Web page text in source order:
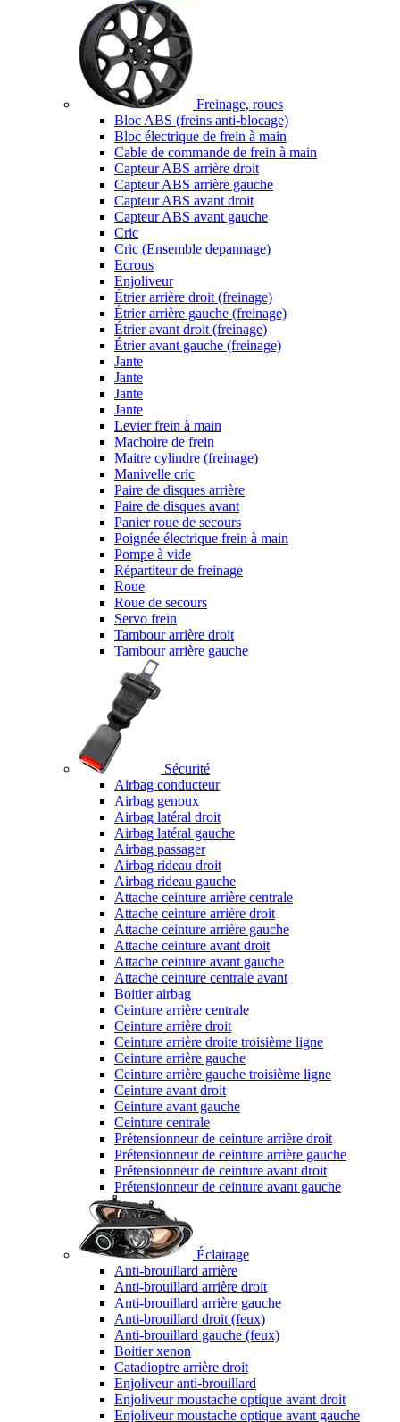
Freinage, roues
Bloc ABS (freins anti-blocage)
Bloc électrique de frein à main
Cable de commande de frein à main
Capteur ABS arrière droit
Capteur ABS arrière gauche
Capteur ABS avant droit
Capteur ABS avant gauche
Cric
Cric (Ensemble depannage)
Ecrous
Enjoliveur
Étrier arrière droit (freinage)
Étrier arrière gauche (freinage)
Étrier avant droit (freinage)
Étrier avant gauche (freinage)
Jante
Jante
Jante
Jante
Levier frein à main
Machoire de frein
Maitre cylindre (freinage)
Manivelle cric
Paire de disques arrière
Paire de disques avant
Panier roue de secours
Poignée électrique frein à main
Pompe à vide
Répartiteur de freinage
Roue
Roue de secours
Servo frein
Tambour arrière droit
Tambour arrière gauche
Sécurité
Airbag conducteur
Airbag genoux
Airbag latéral droit
Airbag latéral gauche
Airbag passager
Airbag rideau droit
Airbag rideau gauche
Attache ceinture arrière centrale
Attache ceinture arrière droit
Attache ceinture arrière gauche
Attache ceinture avant droit
Attache ceinture avant gauche
Attache ceinture centrale avant
Boitier airbag
Ceinture arrière centrale
Ceinture arrière droit
Ceinture arrière droite troisième ligne
Ceinture arrière gauche
Ceinture arrière gauche troisième ligne
Ceinture avant droit
Ceinture avant gauche
Ceinture centrale
Prétensionneur de ceinture arrière droit
Prétensionneur de ceinture arrière gauche
Prétensionneur de ceinture avant droit
Prétensionneur de ceinture avant gauche
Éclairage
Anti-brouillard arrière
Anti-brouillard arrière droit
Anti-brouillard arrière gauche
Anti-brouillard droit (feux)
Anti-brouillard gauche (feux)
Boitier xenon
Catadioptre arrière droit
Enjoliveur anti-brouillard
Enjoliveur moustache optique avant droit
Enjoliveur moustache optique avant gauche